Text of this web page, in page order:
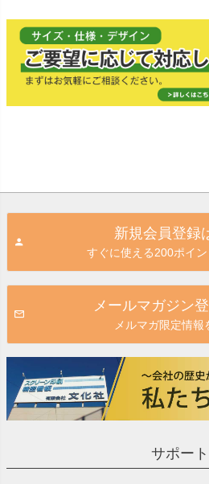
新規会員登録
すぐに使える200ポイン
メールマガジン
メルマガ限定情報
サポート